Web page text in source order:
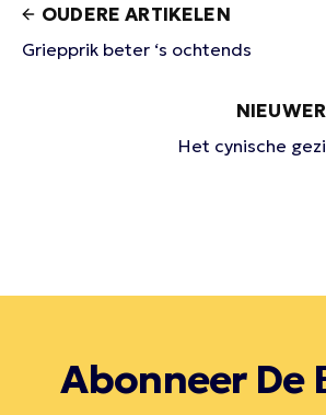
OUDERE ARTIKELEN
Griepprik beter ‘s ochtends
Het cynische
Abonneer De